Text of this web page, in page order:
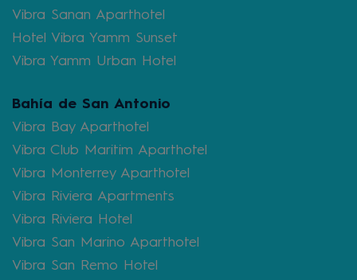
Vibra Sanan Aparthotel
Hotel Vibra Yamm Sunset
Vibra Yamm Urban Hotel
Bahía de San Antonio
Vibra Bay Aparthotel
Vibra Club Maritim Aparthotel
Vibra Monterrey Aparthotel
Vibra Riviera Apartments
Vibra Riviera Hotel
Vibra San Marino Aparthotel
Vibra San Remo Hotel